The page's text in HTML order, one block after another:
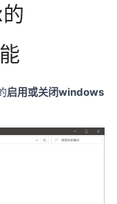
启用或关闭windows